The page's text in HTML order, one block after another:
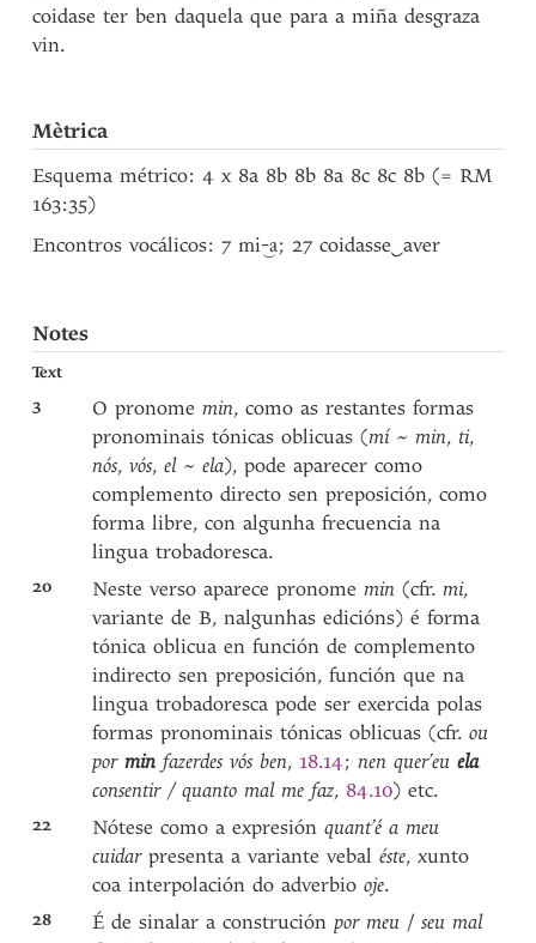
coidase ter ben daquela que para a miña desgraza
vin.
Mètrica
Esquema métrico: 4 x 8a 8b 8b 8a 8c 8c 8b (= RM
163:35)
Encontros vocálicos: 7mi-‿a; 27 coidasse ‿aver
Notes
Text
3
O pronomemin, como as restantes formas
pronominais tónicas oblicuas (mí ~ min, ti,
nós, vós, el ~ ela), pode aparecer como
complemento directo sen preposición, como
forma libre, con algunha frecuencia na
lingua trobadoresca.
20 Neste verso aparece pronomemin(cfr.mi,
variante de B, nalgunhas edicións) é forma
tónica oblicua en función de complemento
indirecto sen preposición, función que na
lingua trobadoresca pode ser exercida polas
formas pronominais tónicas oblicuas (cfr.ou
pormin fazerdes vós ben, 18.14;nen quer’euela
consentir / quanto mal me faz, 84.10) etc.
22 Nótese como a expresiónquant’é a meu
cuidarpresenta a variante vebaléste, xunto
coa interpolación do adverbiooje.
28 É de sinalar a construciónpor meu /seu mal